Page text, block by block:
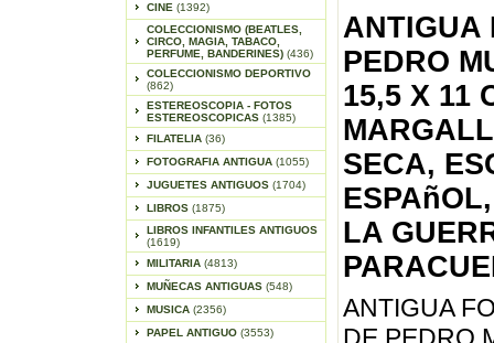
CINE (1392)
COLECCIONISMO (BEATLES,
CIRCO, MAGIA, TABACO,
PERFUME, BANDERINES) (436)
COLECCIONISMO DEPORTIVO
(862)
ESTEREOSCOPIA - FOTOS
ESTEREOSCOPICAS (1385)
FILATELIA (36)
FOTOGRAFIA ANTIGUA (1055)
JUGUETES ANTIGUOS (1704)
LIBROS (1875)
LIBROS INFANTILES ANTIGUOS
(1619)
MILITARIA (4813)
MUÑECAS ANTIGUAS (548)
MUSICA (2356)
PAPEL ANTIGUO (3553)
ANTIGUA
PEDRO
15,5 X 11
SECA,
LA
ANTIGUA